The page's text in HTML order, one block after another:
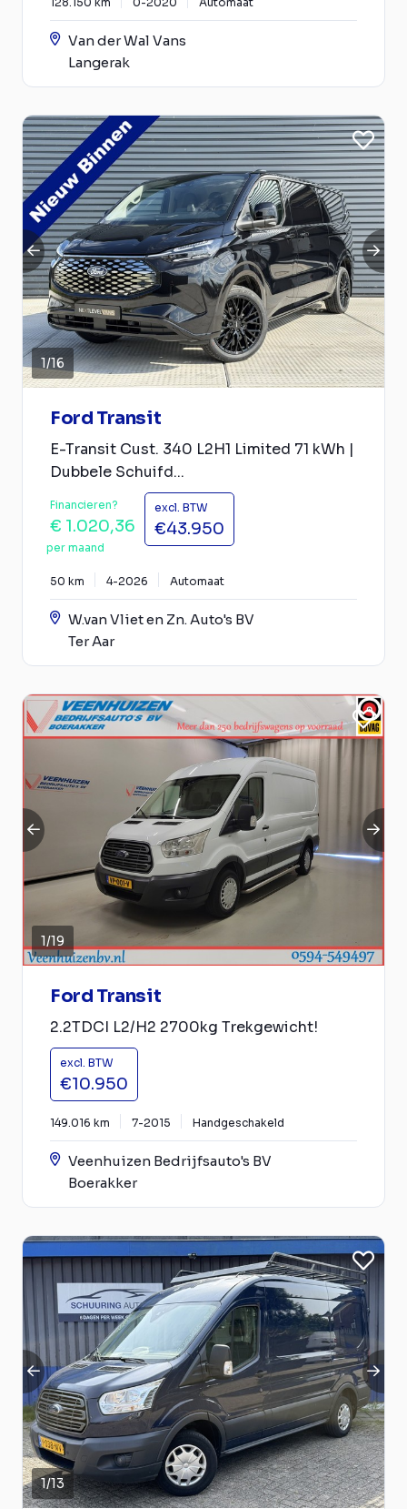
Van der Wal Vans
Langerak
1/16
Ford Transit
E-Transit Cust. 340 L2H1 Limited 71 kWh |
Dubbele Schuifd...
Financieren?
€ 1.020,36
per maand
excl. BTW
€43.950
50 km 4-2026 Automaat
W.van Vliet en Zn. Auto's BV
Ter Aar
1/19
Ford Transit
2.2TDCI L2/H2 2700kg Trekgewicht!
excl. BTW
€10.950
149.016 km 7-2015 Handgeschakeld
Veenhuizen Bedrijfsauto's BV
Boerakker
1/13